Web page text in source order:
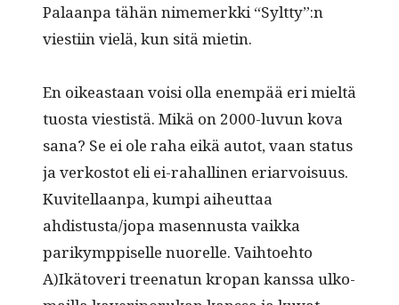
Palaan­pa tähän nimemerk­ki “Syltty”:n
viesti­in vielä, kun sitä mietin.
En oikeas­t­aan voisi olla enem­pää eri mieltä
tuos­ta viestistä. Mikä on 2000-luvun kova
sana? Se ei ole raha eikä autot, vaan sta­tus
ja verkos­tot eli ei-rahalli­nen eri­ar­voisu­us.
Kuvitel­laan­pa, kumpi aiheut­taa
ahdistusta/jopa masen­nus­ta vaik­ka
parikymp­piselle nuorelle. Vai­h­toe­hto
A)Ikätoveri treenatun kropan kanssa ulko­